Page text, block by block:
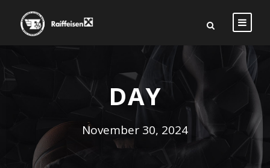
DAY
November 30, 2024